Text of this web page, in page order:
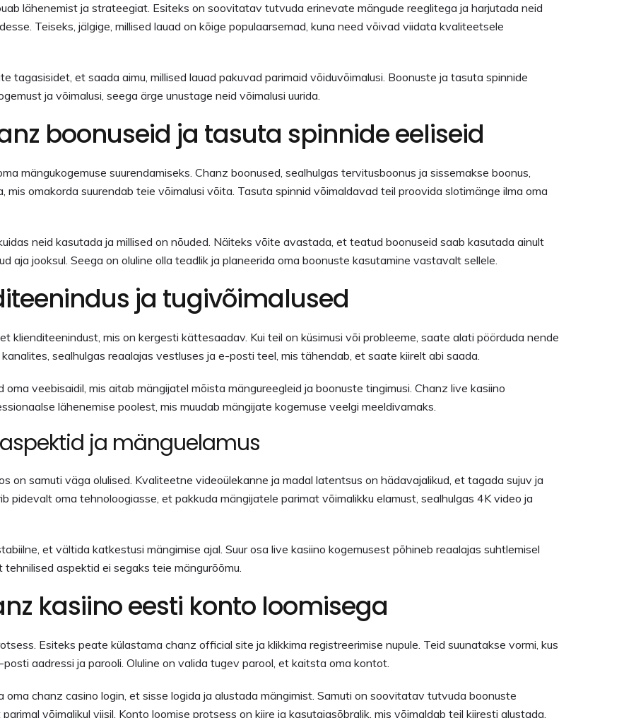
lähenemist ja strateegiat. Esiteks on soovitatav tutvuda erinevate mängude reeglitega ja harjutada neid
Teiseks, jälgige, millised lauad on kõige populaarsemad, kuna need võivad viidata kvaliteetsele
tagasisidet, et saada aimu, millised lauad pakuvad parimaid võiduvõimalusi. Boonuste ja tasuta spinnide
ja võimalusi, seega ärge unustage neid võimalusi uurida.
boonuseid ja tasuta spinnide eeliseid
mängukogemuse suurendamiseks. Chanz boonused, sealhulgas tervitusboonus ja sissemakse boonus,
mis omakorda suurendab teie võimalusi võita. Tasuta spinnid võimaldavad teil proovida slotimänge ilma oma
neid kasutada ja millised on nõuded. Näiteks võite avastada, et teatud boonuseid saab kasutada ainult
aja jooksul. Seega on oluline olla teadlik ja planeerida oma boonuste kasutamine vastavalt sellele.
ja tugivõimalused
klienditeenindust, mis on kergesti kättesaadav. Kui teil on küsimusi või probleeme, saate alati pöörduda nende
sealhulgas reaalajas vestluses ja e-posti teel, mis tähendab, et saate kiirelt abi saada.
oma veebisaidil, mis aitab mängijatel mõista mängureegleid ja boonuste tingimusi. Chanz live kasiino
lähenemise poolest, mis muudab mängijate kogemuse veelgi meeldivamaks.
ja mänguelamus
on samuti väga olulised. Kvaliteetne videoülekanne ja madal latentsus on hädavajalikud, et tagada sujuv ja
pidevalt oma tehnoloogiasse, et pakkuda mängijatele parimat võimalikku elamust, sealhulgas 4K video ja
et vältida katkestusi mängimise ajal. Suur osa live kasiino kogemusest põhineb reaalajas suhtlemisel
aspektid ei segaks teie mängurõõmu.
kasiino eesti konto loomisega
Esiteks peate külastama chanz official site ja klikkima registreerimise nupule. Teid suunatakse vormi, kus
aadressi ja parooli. Oluline on valida tugev parool, et kaitsta oma kontot.
chanz casino login, et sisse logida ja alustada mängimist. Samuti on soovitatav tutvuda boonuste
võimalikul viisil. Konto loomise protsess on kiire ja kasutajasõbralik, mis võimaldab teil kiiresti alustada.